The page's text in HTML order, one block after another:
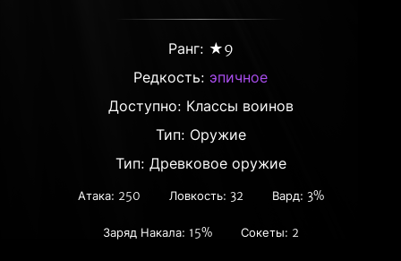
Ранг: ★9
Редкость: эпичное
Доступно: Классы воинов
Тип: Оружие
Тип: Древковое оружие
Атака: 250 Ловкость: 32 Вард: 3%
Заряд Накала: 15% Сокеты: 2